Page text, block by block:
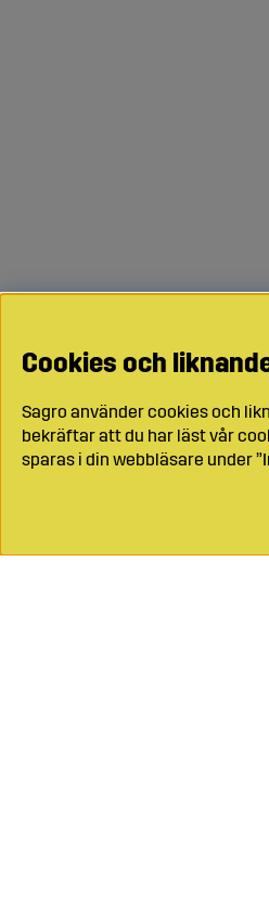
Cookies och
Sagro använder cookies och
bekräftar att du har läst vår
sparas i din webbläsare under